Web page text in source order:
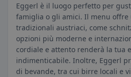
Eggerl è il luogo perfetto per
famiglia o gli amici. Il menu
tradizionali austriaci, come
opzioni più moderne e
cordiale e attento renderà la tua
indimenticabile. Inoltre, Eggerl
di bevande, tra cui birre locali e